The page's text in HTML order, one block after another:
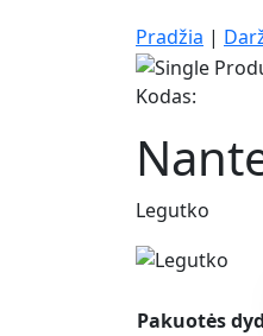
Pradžia |
Kodas:
Legutko
Pakuotės